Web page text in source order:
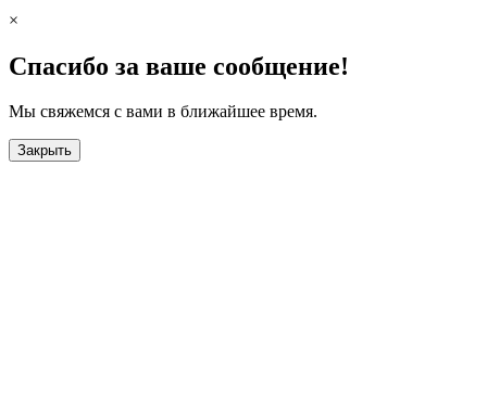
×
Спасибо за ваше сообщение!
Мы свяжемся с вами в ближайшее время.
Закрыть